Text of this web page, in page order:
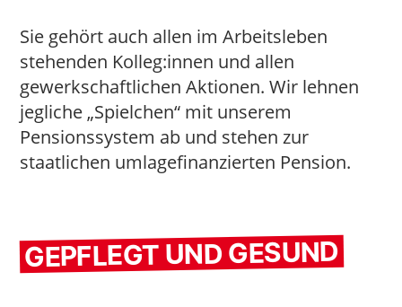
Sie gehört auch allen im Arbeitsleben
stehenden Kolleg:innen und allen
gewerkschaftlichen Aktionen. Wir lehnen
jegliche „Spielchen“ mit unserem
Pensionssystem ab und stehen zur
staatlichen umlagefinanzierten Pension.
GEPFLEGT UND GESUND